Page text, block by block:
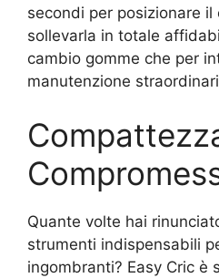
secondi per posizionare
sollevarla in totale
cambio gomme che per
manutenzione
Quante volte hai
strumenti indispensabili
ingombranti? Easy Cric è